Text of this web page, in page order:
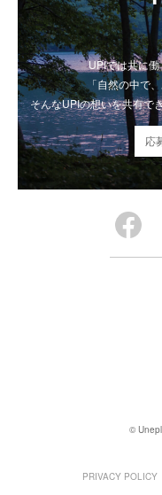
UPIでは共に働
「自然の中で
そんなUPIの想いを共有で
応
©
PRIVACY POLICY